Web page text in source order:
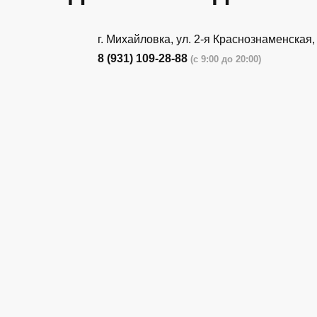
г. Михайловка, ул. 2-я
8 (931) 109-28-88 (с 9:00 до 20:00)